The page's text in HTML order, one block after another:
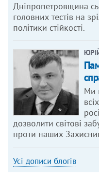
Дніпропетровщина
головних тестів на
політики стійкості.
Ми
дозволити світові
проти наших
Усі дописи блогів